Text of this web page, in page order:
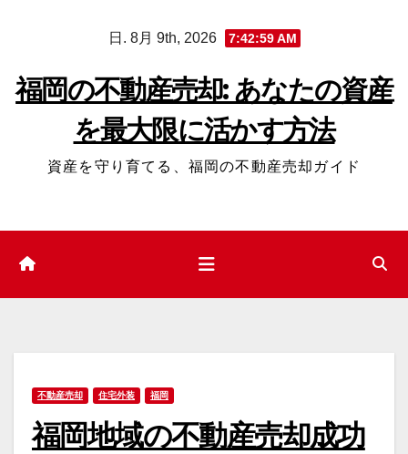
ッ
日. 8月 9th, 2026 7:43:00 AM
福岡の不動産売却: あなたの資産
を最大限に活かす方法
資産を守り育てる、福岡の不動産売却ガイド
不動産売却 住宅外装 福岡
福岡地域の不動産売却成功